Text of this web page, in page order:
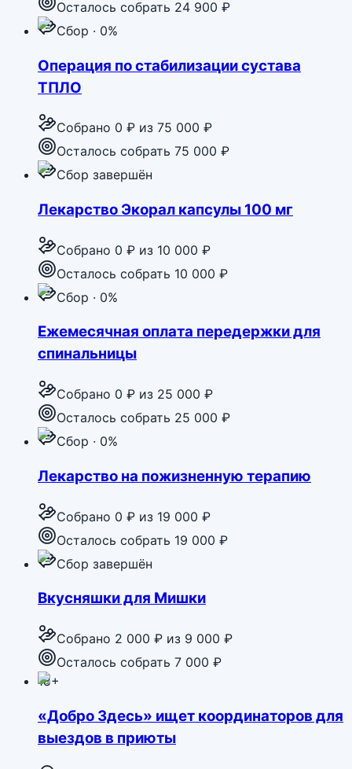
Осталось собрать 24 900 ₽
Сбор · 0%
Операция по стабилизации сустава
ТПЛО
Собрано 0 ₽ из 75 000 ₽
Осталось собрать 75 000 ₽
Сбор завершён
Лекарство Экорал капсулы 100 мг
Собрано 0 ₽ из 10 000 ₽
Осталось собрать 10 000 ₽
Сбор · 0%
Ежемесячная оплата передержки для
спинальницы
Собрано 0 ₽ из 25 000 ₽
Осталось собрать 25 000 ₽
Сбор · 0%
Лекарство на пожизненную терапию
Собрано 0 ₽ из 19 000 ₽
Осталось собрать 19 000 ₽
Сбор завершён
Вкусняшки для Мишки
Собрано 2 000 ₽ из 9 000 ₽
Осталось собрать 7 000 ₽
18+
«Добро Здесь» ищет координаторов для
выездов в приюты